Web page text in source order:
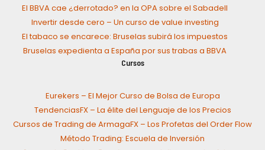
El BBVA cae ¿derrotado? en la OPA sobre el Sabadell
Invertir desde cero – Un curso de value investing
El tabaco se encarece: Bruselas subirá los impuestos
Bruselas expedienta a España por sus trabas a BBVA
Cursos
Eurekers – El Mejor Curso de Bolsa de Europa
TendenciasFX – La élite del Lenguaje de los Precios
Cursos de Trading de ArmagaFX – Los Profetas del Order Flow
Método Trading: Escuela de Inversión